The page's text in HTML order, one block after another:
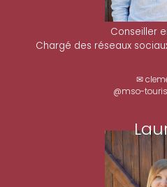
Conseiller
Chargé des réseaux
✉
@mso-